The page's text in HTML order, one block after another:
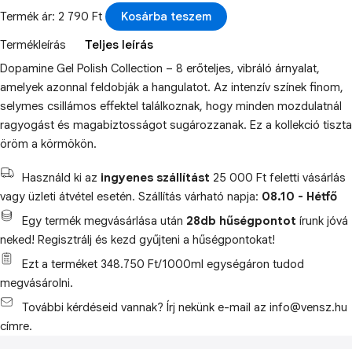
Termék ár: 2 790 Ft
Kosárba teszem
Termékleírás
Teljes leírás
Dopamine Gel Polish Collection – 8 erőteljes, vibráló árnyalat,
amelyek azonnal feldobják a hangulatot. Az intenzív színek finom,
selymes csillámos effektel találkoznak, hogy minden mozdulatnál
ragyogást és magabiztosságot sugározzanak. Ez a kollekció tiszta
öröm a körmökön.
Használd ki az ingyenes szállítást 25 000 Ft feletti vásárlás
vagy üzleti átvétel esetén. Szállítás várható napja: 08.10 - Hétfő
Egy termék megvásárlása után 28db hűségpontot írunk jóvá
neked! Regisztrálj és kezd gyűjteni a hűségpontokat!
Ezt a terméket 348.750 Ft/1000ml egységáron tudod
megvásárolni.
További kérdéseid vannak? Írj nekünk e-mail az info@vensz.hu
címre.